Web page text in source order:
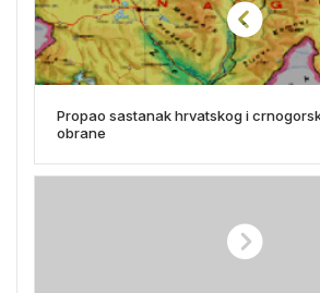
Propao sastanak hrvatskog i
obrane